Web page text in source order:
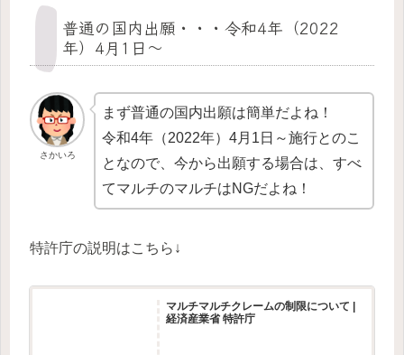
普通の国内出願・・・令和4年（2022
年）4月1日～
さかいろ
まず普通の国内出願は簡単だよね！
令和4年（2022年）4月1日～施行とのこ
となので、今から出願する場合は、すべ
てマルチのマルチはNGだよね！
特許庁の説明はこちら↓
マルチマルチクレームの制限について |
経済産業省 特許庁